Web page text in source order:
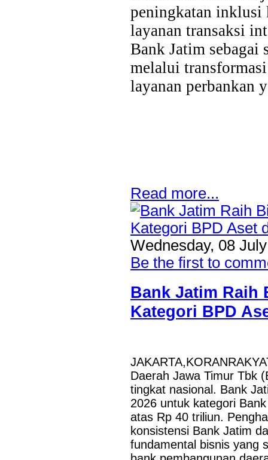
peningkatan inklusi
layanan transaksi
Bank Jatim sebagai
melalui
layanan perbankan
Read more...
Wednesday, 08
Be the first to
Bank Jatim Raih
Kategori BPD
Daerah Jawa Timur Tbk
tingkat nasional. Bank
2026 untuk kategori
atas Rp 40 triliun.
konsistensi Bank Jatim
fundamental bisnis yang